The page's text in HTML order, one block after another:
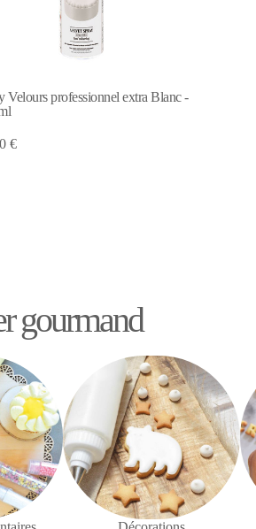
velours alimentaire en bombe
effet velours pour pâtisserie - 400
gourmand